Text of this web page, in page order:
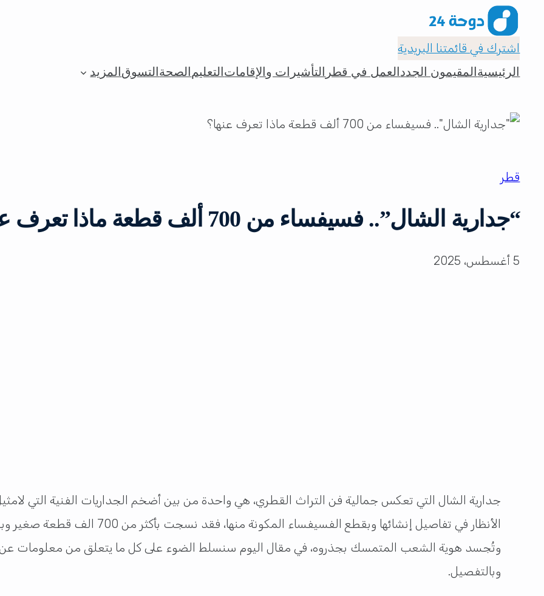
اشترك في قائمتنا البريدية
الرئيسية المقيمون الجدد العمل في قطر التأشيرات والإقامات التعليم الصحة التسوق المزيد
قطر
“جدارية الشال”.. فسيفساء من 700 ألف قطعة ماذا تعرف عنها؟
5 أغسطس، 2025
جدارية الشال التي تعكس جمالية فن التراث القطري، هي واحدة من بين أضخم الجداريات الفنية التي
الأنظار في تفاصيل إنشائها وبقطع
وتُجسد هوية الشعب المتمسك بجذروه، في مقال اليوم سنسلط الضوء على كل ما يتعلق من معلومات عن
وبالتفصيل.